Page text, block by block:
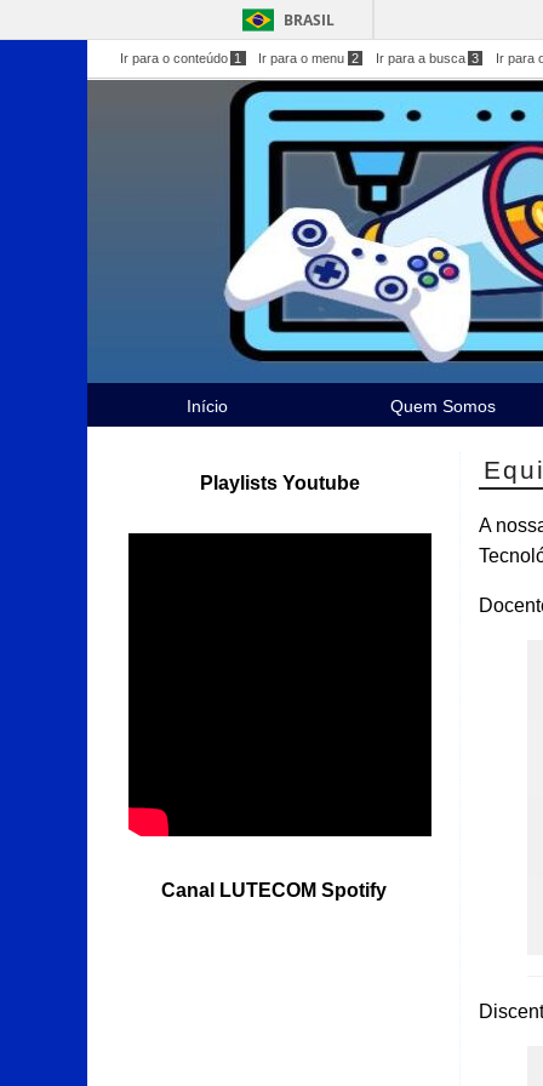
BRASIL
Ir para o conteúdo 1 Ir para o menu 2 Ir para a busca 3 Ir para
Início Quem Somos
Playlists Youtube
Canal LUTECOM Spotify
A